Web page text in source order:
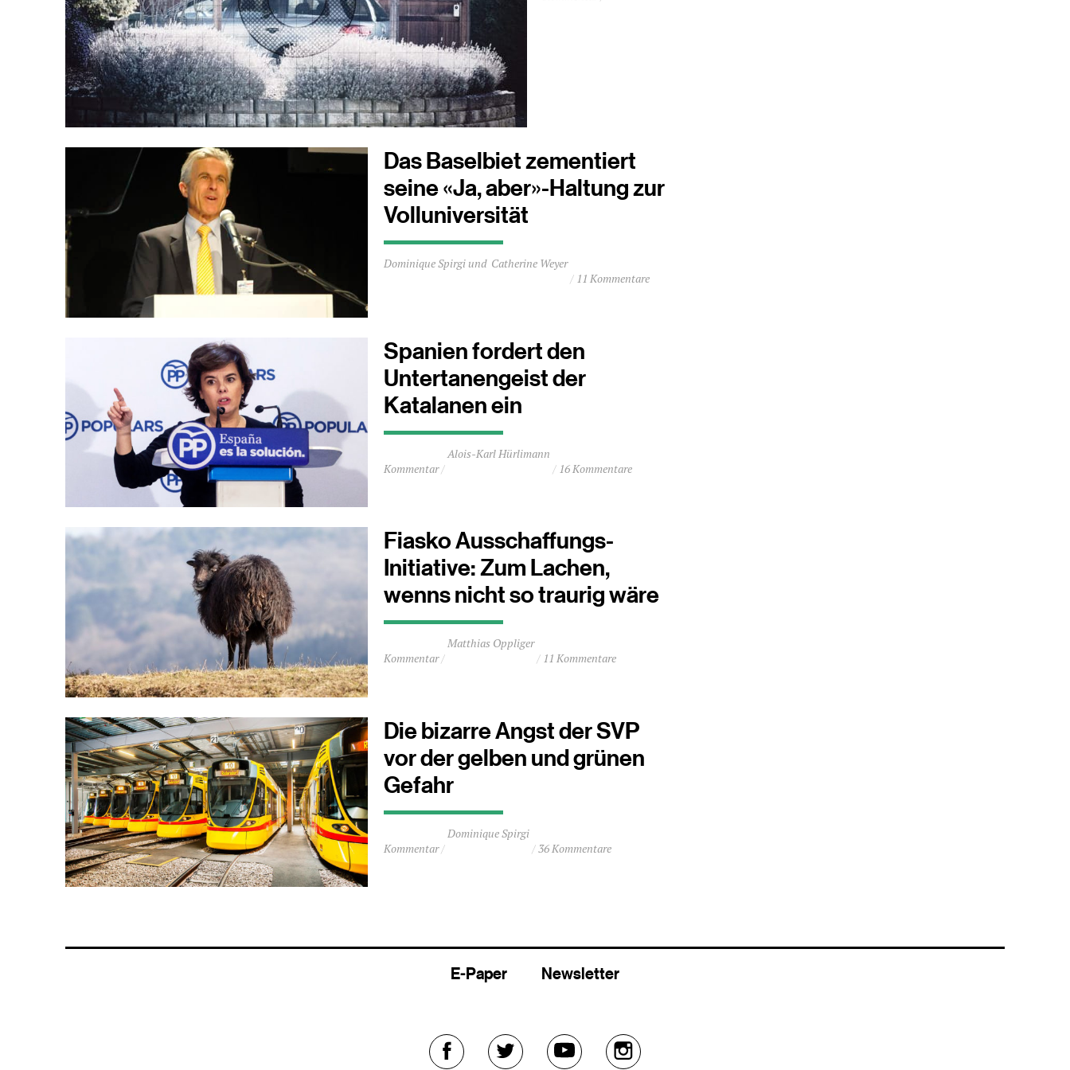
Das Baselbiet zementiert
seine «Ja, aber»-Haltung zur
Volluniversität
Durchschnittliche
Lesezeit
Dominique Spirgi
Catherine Weyer
11 Kommentare
Spanien fordert den
Untertanengeist der
Katalanen ein
Durchschnittliche
ca.
Kommentar
Alois-Karl Hürlimann
16 Kommentare
Fiasko Ausschaffungs-
Initiative: Zum Lachen,
wenns nicht so traurig wäre
Durchschnittliche
ca.
Kommentar
Matthias Oppliger
11 Kommentare
Die bizarre Angst der SVP
vor der gelben und grünen
Gefahr
Durchschnittliche
ca.
Kommentar
Dominique Spirgi
36 Kommentare
E-Paper Newsletter